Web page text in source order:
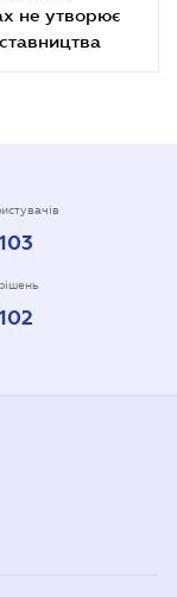
не утворює